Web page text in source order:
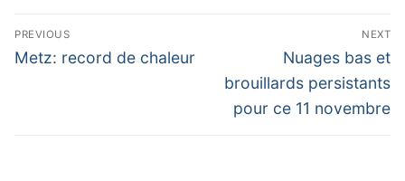
Navigation
de
PREVIOUS
Previous
Metz: record de chaleur
NEXT
Next
post:
Nuages bas et
brouillards persistants
pour ce 11 novembre